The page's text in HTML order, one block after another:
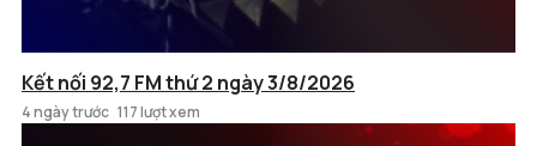
Kết nối 92,7 FM thứ 2 ngày 3/8/2026
4 ngày trước 117 lượt xem